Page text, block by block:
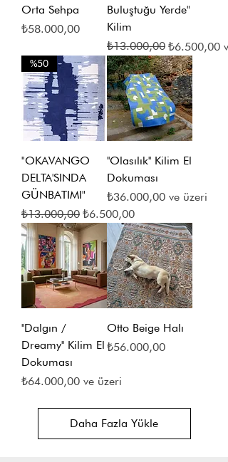
Orta Sehpa
Fiyat
₺58.000,00
Buluştuğu Yerde"
Kilim
Normal Fiyat
₺13.000,00 ₺6.500,00
İndirimli Fiyat
%50
"OKAVANGO
DELTA'SINDA
GÜNBATIMI"
Normal Fiyat
₺13.000,00 İndirimli Fiyat
₺6.500,00
''Olasılık'' Kilim El
Dokuması
₺36.000,00 ve üzeri
İndirimli Fiyat
''Dalgın /
Dreamy'' Kilim El
Dokuması
₺64.000,00 ve üzeri
İndirimli Fiyat
Otto Beige Halı
Fiyat
₺56.000,00
Daha Fazla Yükle